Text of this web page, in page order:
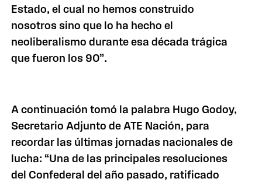
Estado, el cual no hemos construido
nosotros sino que lo ha hecho el
neoliberalismo durante esa década trágica
que fueron los 90”.
A continuación tomó la palabra Hugo Godoy,
Secretario Adjunto de ATE Nación, para
recordar las últimas jornadas nacionales de
lucha: “Una de las principales resoluciones
del Confederal del año pasado, ratificado